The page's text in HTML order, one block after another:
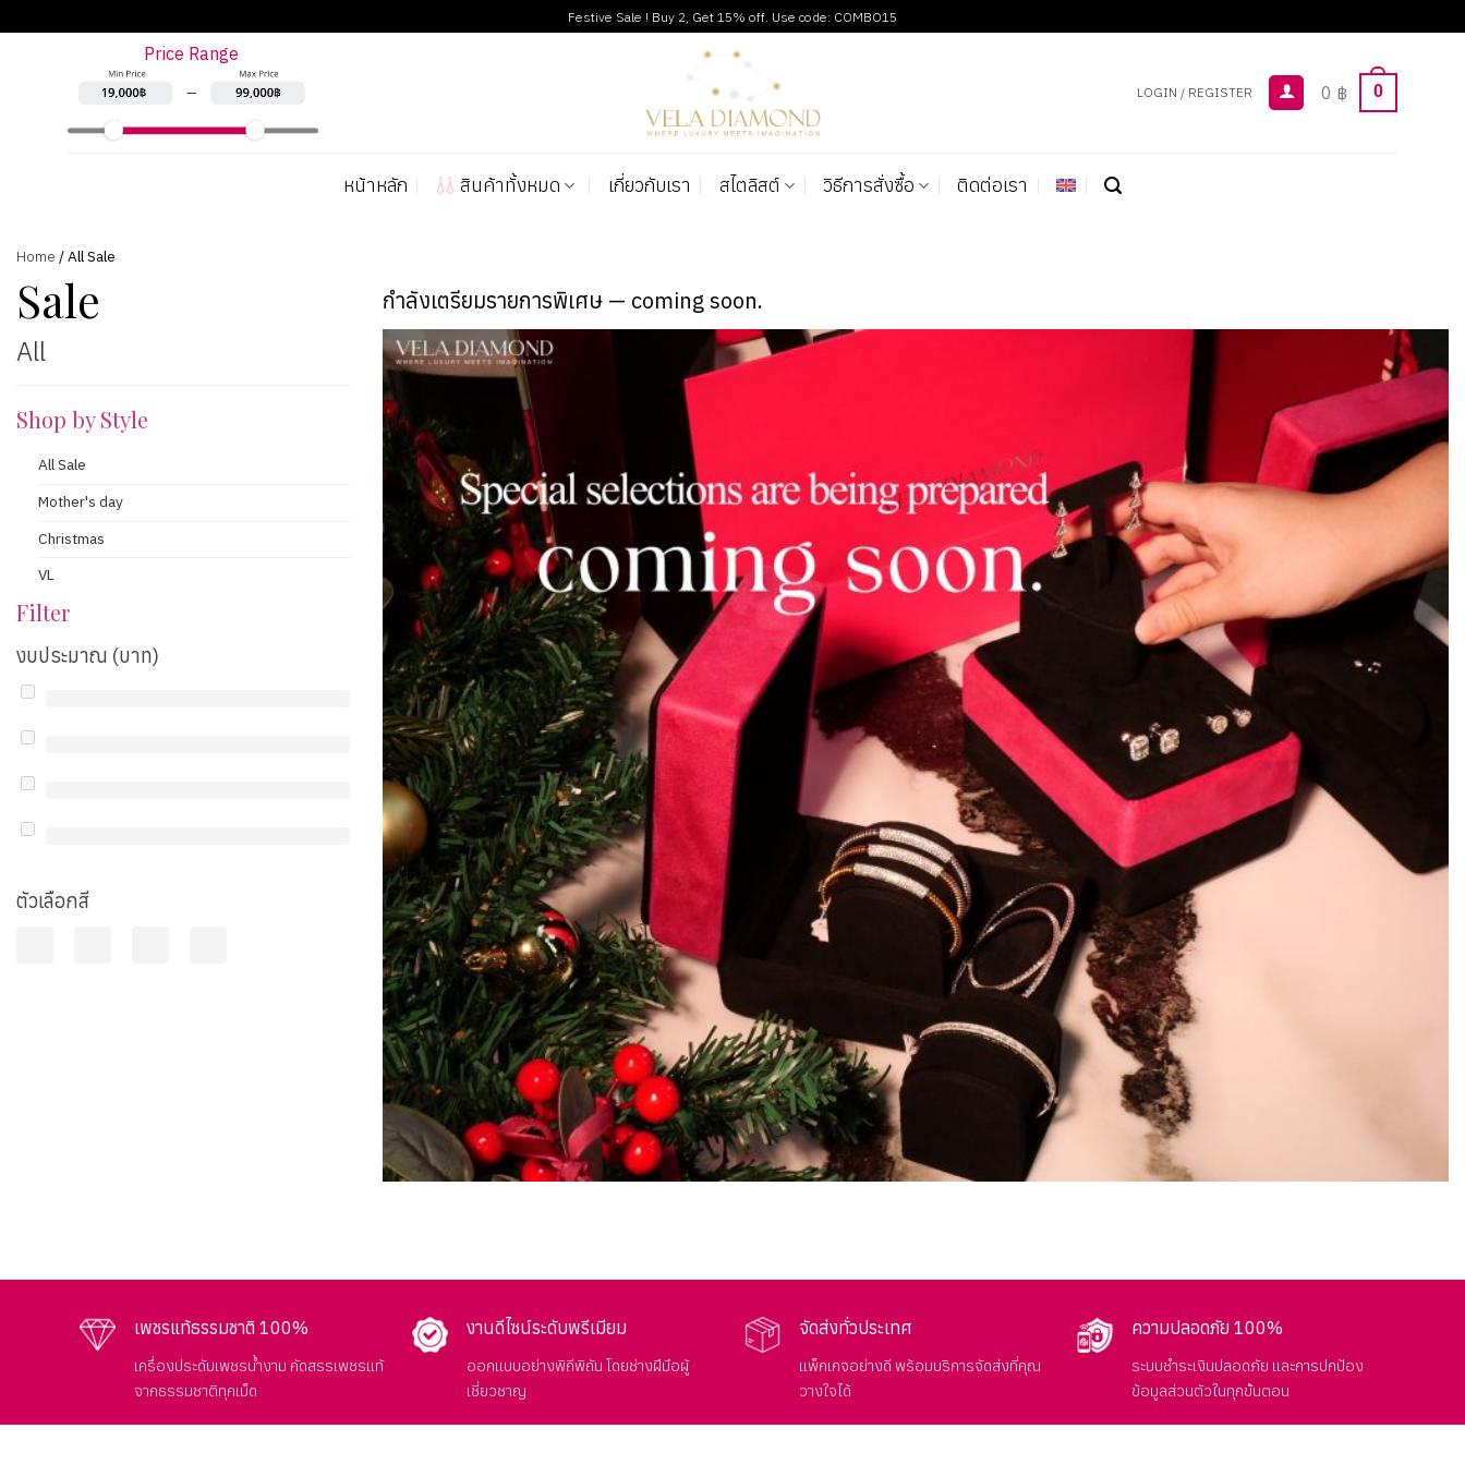
ไป
Festive Sale ! Buy 2, Get 15% off. Use code: COMBO15
Price Range
LOGIN / REGISTER 0 ฿ 0
หน้าหลัก สินค้าทั้งหมด เกี่ยวกับเรา สไตลิสต์ วิธีการสั่งซื้อ ติดต่อเรา
Home / All Sale
Sale
All
Shop by Style
All Sale
Mother's day
Christmas
VL
Filter
งบประมาณ (บาท)
ตัวเลือกสี
กำลังเตรียมรายการพิเศษ — coming soon.
เพชรแท้ธรรมชาติ 100%
เครื่องประดับเพชรน้ำงาม คัดสรรเพชรแท้
จากธรรมชาติทุกเม็ด
งานดีไซน์ระดับพรีเมียม
ออกแบบอย่างพิถีพิถัน โดยช่างฝีมือผู้
เชี่ยวชาญ
จัดส่งทั่วประเทศ
แพ็กเกจอย่างดี พร้อมบริการจัดส่งที่คุณ
วางใจได้
ความปลอดภัย 100%
ระบบชำระเงินปลอดภัย และการปกป้อง
ข้อมูลส่วนตัวในทุกขั้นตอน